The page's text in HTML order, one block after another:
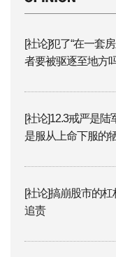
[社论]犯了“在一套
者要被驱逐至地方
[社论]12.3戒严是
是服从上命下服的
[社论]搞崩股市的
追责